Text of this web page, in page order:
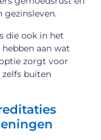
gezinsleven.
die ook in het
aan wat
zorgt voor
buiten